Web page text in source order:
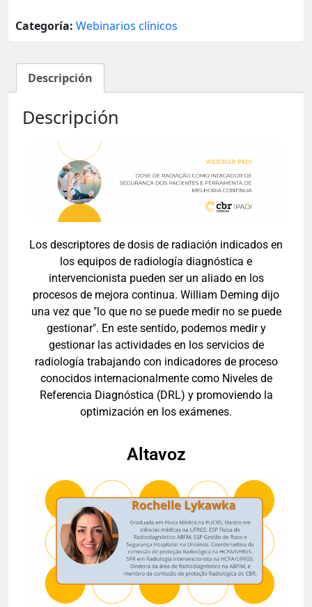
Categoría: Webinarios clínicos
Descripción
Descripción
Los descriptores de dosis de radiación indicados en
los equipos de radiología diagnóstica e
intervencionista pueden ser un aliado en los
procesos de mejora continua. William Deming dijo
una vez que "lo que no se puede medir no se puede
gestionar". En este sentido, podemos medir y
gestionar las actividades en los servicios de
radiología trabajando con indicadores de proceso
conocidos internacionalmente como Niveles de
Referencia Diagnóstica (DRL) y promoviendo la
optimización en los exámenes.
Altavoz